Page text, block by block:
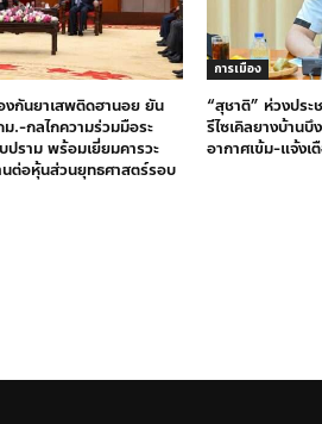
กันยาเสพติดฮานอย ยัน
.-กลไกความร่วมมือระ
ปราม พร้อมเยี่ยมคารวะ
นต่อหุ้นส่วนยุทธศาสตร์รอบ
การเมือง
“สุชาติ” ห่วงประ
รีไซเคิลยางบ้าน
อากาศเข้ม-แจ้ง